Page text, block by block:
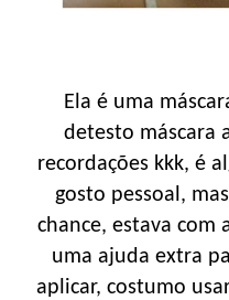
Ela é uma
detesto máscara
recordações kkk, é
gosto pessoal,
chance, estava com
uma ajuda extra
aplicar, costumo